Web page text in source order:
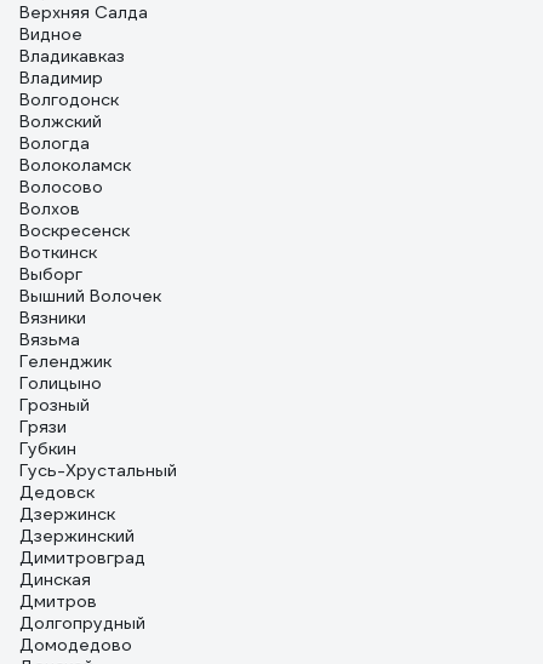
Верхняя Салда
Видное
Владикавказ
Владимир
Волгодонск
Волжский
Вологда
Волоколамск
Волосово
Волхов
Воскресенск
Воткинск
Выборг
Вышний Волочек
Вязники
Вязьма
Геленджик
Голицыно
Грозный
Грязи
Губкин
Гусь-Хрустальный
Дедовск
Дзержинск
Дзержинский
Димитровград
Динская
Дмитров
Долгопрудный
Домодедово